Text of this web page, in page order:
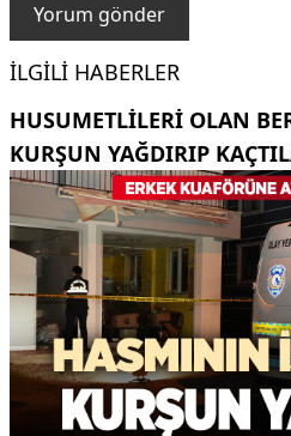
İLGILI HABERLER
HUSUMETLILERI OLAN
KURŞUN YAĞDIRIP